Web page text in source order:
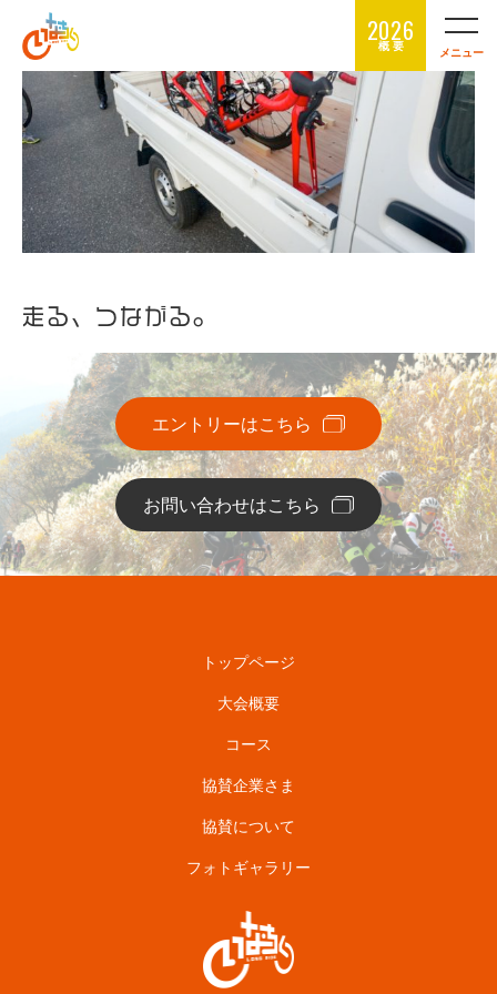
2026
概 要
メニュー
走る、つながる。
エントリーはこちら
お問い合わせはこちら
トップページ
大会概要
コース
協賛企業さま
協賛について
フォトギャラリー